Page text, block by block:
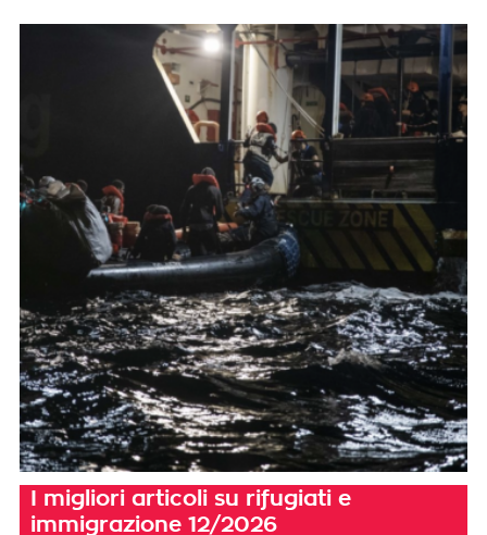
I migliori articoli su rifugiati e
immigrazione 12/2026